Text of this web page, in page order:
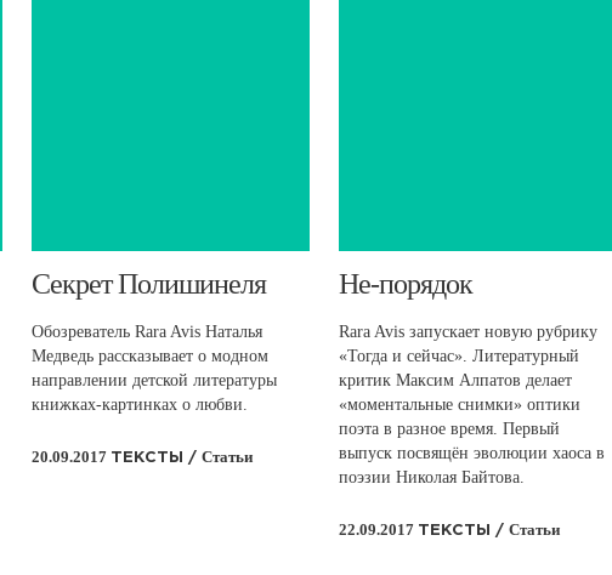
​Секрет Полишинеля
Обозреватель Rara Avis Наталья
Медведь рассказывает о модном
направлении детской литературы
книжках-картинках о любви.
20.09.2017 ТЕКСТЫ / Статьи
​Не-порядок
Rara Avis запускает новую рубрику
«Тогда и сейчас». Литературный
критик Максим Алпатов делает
«моментальные снимки» оптики
поэта в разное время. Первый
выпуск посвящён эволюции хаоса в
поэзии Николая Байтова.
22.09.2017 ТЕКСТЫ / Статьи